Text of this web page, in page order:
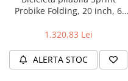
si Gravel
Scaun bicicleta copii
Probike Folding, 20 inch, 6
1.320,83 Lei
ALERTA STOC